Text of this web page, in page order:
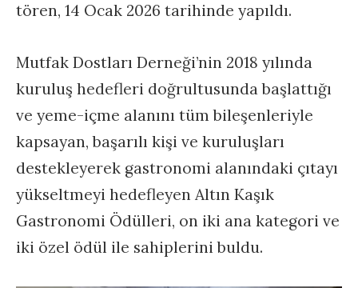
tören, 14 Ocak 2026 tarihinde yapıldı.
Mutfak Dostları Derneği’nin 2018 yılında
kuruluş hedefleri doğrultusunda başlattığı
ve yeme-içme alanını tüm bileşenleriyle
kapsayan, başarılı kişi ve kuruluşları
destekleyerek gastronomi alanındaki çıtayı
yükseltmeyi hedefleyen Altın Kaşık
Gastronomi Ödülleri, on iki ana kategori ve
iki özel ödül ile sahiplerini buldu.